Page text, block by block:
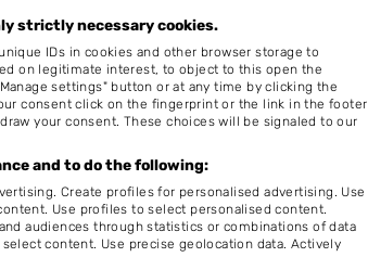
strictly necessary cookies.
IDs in cookies and other browser storage to
on legitimate interest, to object to this open the
settings" button or at any time by clicking the
consent click on the fingerprint or the link in the footer
your consent. These choices will be signaled to our
and to do the following:
Create profiles for personalised advertising. Use
Use profiles to select personalised content.
audiences through statistics or combinations of data
content. Use precise geolocation data. Actively